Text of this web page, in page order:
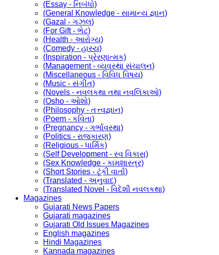
(Essay - નિબંધો)
(General Knowledge - સામાન્ય જ્ઞાન)
(Gazal - ગઝલ)
(For Gift - ભેટ)
(Health - આરોગ્ય)
(Comedy - હાસ્ય)
(Inspiration - પ્રેરણાત્મક)
(Management - વ્યવસ્થા સંચાલન)
(Miscellaneous - વિવિધ વિષય)
(Music - સંગીત)
(Novels - નવલકથા તથા નવલિકાઓ)
(Osho - ઓશો)
(Philosophy - તત્ત્વજ્ઞાન)
(Poem - કવિતા)
(Pregnancy - ગર્ભાવસ્થા)
(Politics - રાજકારણ)
(Religious - ધાર્મિક)
(Self Development - સ્વ વિકાસ)
(Sex Knowledge - કામશાસ્ત્ર)
(Short Stories - ટૂંકી વાર્તા)
(Translated - અનુવાદ)
(Translated Novel - વિદેશી નવલકથા)
Magazines
Gujarati News Papers
Gujarati magazines
Gujarati Old Issues Magazines
English magazines
Hindi Magazines
Kannada magazines